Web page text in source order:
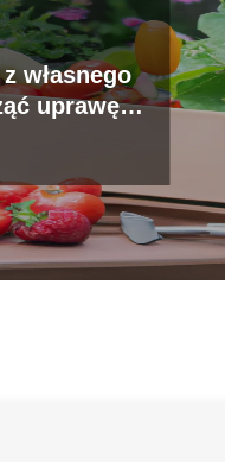
własnego
uprawę